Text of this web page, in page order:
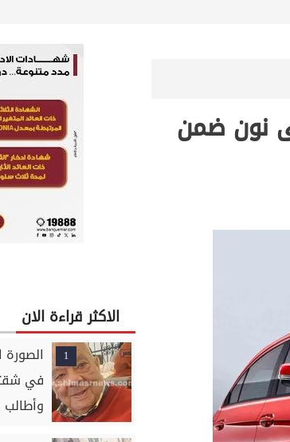
نون ضمن
الاكثر قراءة الان
1
في